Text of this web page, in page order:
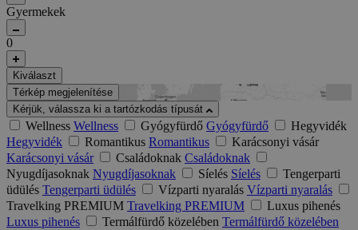
Gyermekek
0
Kiválaszt
Térkép megjelenítése
Kérjük, válassza ki a tartózkodás típusát
Wellness Wellness Gyógyfürdő Gyógyfürdő
Hegyvidék
Hegyvidék
Romantikus Romantikus
Karácsonyi vásár
Karácsonyi vásár
Családoknak Családoknak
Nyugdíjasoknak Nyugdíjasoknak Síelés Síelés
Tengerparti
üdülés Tengerparti üdülés Vízparti nyaralás Vízparti nyaralás
Travelking PREMIUM Travelking PREMIUM
Luxus pihenés
Luxus pihenés
Termálfürdő közelében Termálfürdő közelében